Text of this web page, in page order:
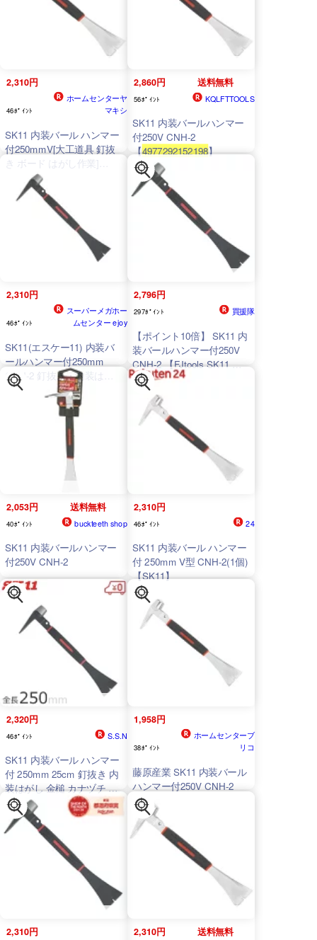
2,310円
46ﾎﾟｲﾝﾄ
ホームセンターヤ
マキシ
SK11 内装バール ハンマー
付250mmV[大工道具 釘抜
き ボード はがし作業]
CNH-2
2,860円 送料無料
56ﾎﾟｲﾝﾄ KQLFTTOOLS
SK11 内装バールハンマー
付250V CNH-2
【4977292152198】
2,310円
46ﾎﾟｲﾝﾄ
スーパーメガホー
ムセンター ejoy
SK11(エスケー11) 内装バ
ールハンマー付250mm
CNH-2 釘抜き・内装はが
し作業
4977292152198
2,796円
297ﾎﾟｲﾝﾄ 買援隊
【ポイント10倍】 SK11 内
装バールハンマー付250V
CNH-2 【FJtools SK11 内
装バールハンマー付250V
CNH-2 大工道具 バール 内
装バール
】【おしゃれ おすすめ】
2,053円 送料無料
40ﾎﾟｲﾝﾄ buckteeth shop
SK11 内装バールハンマー
付250V CNH-2
2,310円
46ﾎﾟｲﾝﾄ 24
SK11 内装バール ハンマー
付 250mm V型 CNH-2(1個)
【SK11】
2,320円
46ﾎﾟｲﾝﾄ S.S.N
SK11 内装バール ハンマー
付 250mm 25cm 釘抜き 内
装はがし 金槌 カナヅチ 大
工道具 工具 防災 ペグハン
マー CNH-2
1,958円
38ﾎﾟｲﾝﾄ
ホームセンターブ
リコ
藤原産業 SK11 内装バール
ハンマー付250V CNH-2
2,310円 2,310円 送料無料